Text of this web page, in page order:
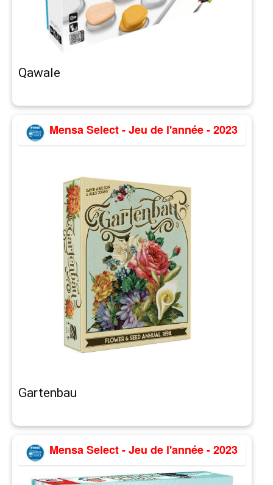
Qawale
Mensa Select - Jeu de l'année - 2023
Gartenbau
Mensa Select - Jeu de l'année - 2023